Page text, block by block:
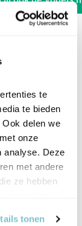
te
te bieden
delen we
onze
analyse. Deze
met andere
ze hebben
tonen